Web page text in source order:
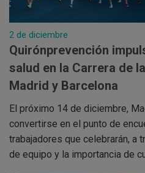
2 de diciembre
Quirónprevención
salud en la Carrera de
Madrid y Barcelona
El próximo 14 de diciembre,
convertirse en el punto de
trabajadores que celebrarán, a
de equipo y la importancia de